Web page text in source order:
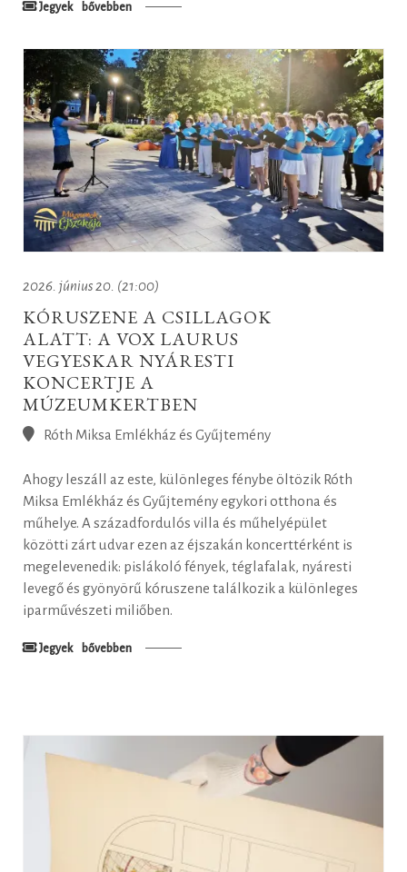
Jegyek bővebben
2026. június 20. (21:00)
KÓRUSZENE A CSILLAGOK
ALATT: A VOX LAURUS
VEGYESKAR NYÁRESTI
KONCERTJE A
MÚZEUMKERTBEN
Róth Miksa Emlékház és Gyűjtemény
Ahogy leszáll az este, különleges fénybe öltözik Róth
Miksa Emlékház és Gyűjtemény egykori otthona és
műhelye. A századfordulós villa és műhelyépület
közötti zárt udvar ezen az éjszakán koncerttérként is
megelevenedik: pislákoló fények, téglafalak, nyáresti
levegő és gyönyörű kóruszene találkozik a különleges
iparművészeti miliőben.
Jegyek bővebben